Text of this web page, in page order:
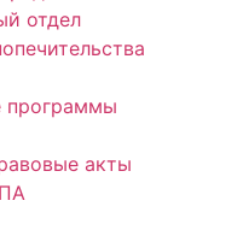
отдел
программы
акты